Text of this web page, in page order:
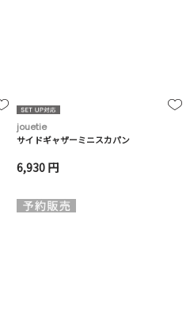
jouetie
サイドギャザーミニスカパン
6,930 円